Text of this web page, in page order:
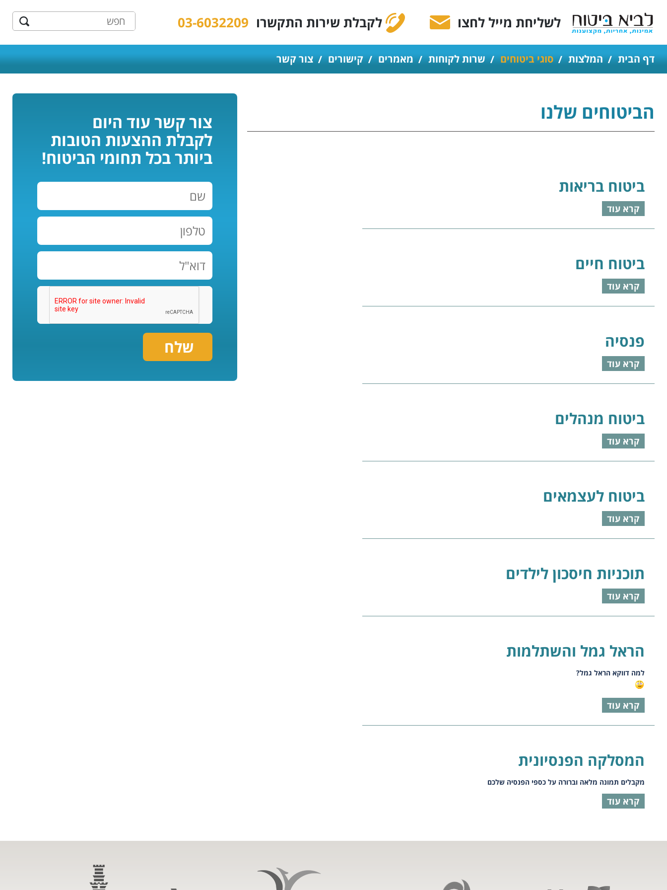
לשליחת מייל לחצו לקבלת שירות התקשרו 03-6032209
דף הבית המלצות סוגי ביטוחים שרות לקוחות מאמרים קישורים צור קשר
הביטוחים שלנו
ביטוח בריאות
קרא עוד
ביטוח חיים
קרא עוד
פנסיה
קרא עוד
ביטוח מנהלים
קרא עוד
ביטוח לעצמאים
קרא עוד
תוכניות חיסכון לילדים
קרא עוד
הראל גמל והשתלמות
למה דווקא הראל גמל?
קרא עוד
המסלקה הפנסיונית
מקבלים תמונה מלאה וברורה על כספי הפנסיה שלכם
קרא עוד
צור קשר עוד היום
לקבלת ההצעות הטובות
ביותר בכל תחומי הביטוח!